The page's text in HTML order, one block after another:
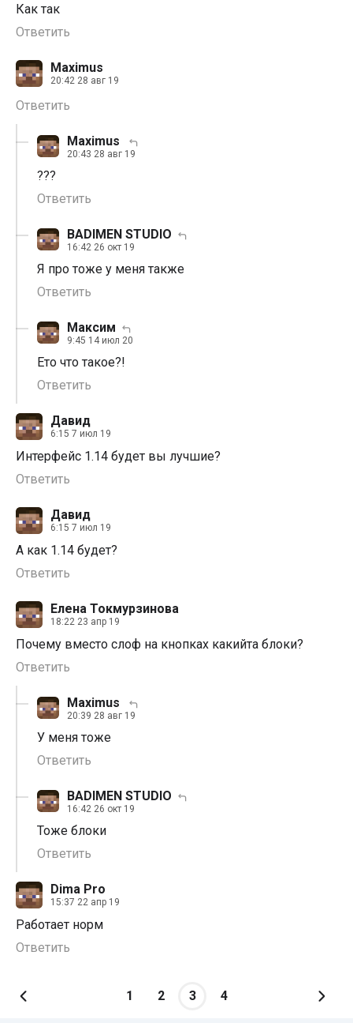
Как так
Ответить
Maximus
20:42 28 авг 19
Ответить
Maximus
20:43 28 авг 19
???
Ответить
BADIMEN STUDIO
16:42 26 окт 19
Я про тоже у меня также
Ответить
Максим
9:45 14 июл 20
Ето что такое?!
Ответить
Давид
6:15 7 июл 19
Интерфейс 1.14 будет вы лучшие?
Ответить
Давид
6:15 7 июл 19
А как 1.14 будет?
Ответить
Елена Токмурзинова
18:22 23 апр 19
Почему вместо слоф на кнопках какийта блоки?
Ответить
Maximus
20:39 28 авг 19
У меня тоже
Ответить
BADIMEN STUDIO
16:42 26 окт 19
Тоже блоки
Ответить
Dima Pro
15:37 22 апр 19
Работает норм
Ответить
1 2 3 4